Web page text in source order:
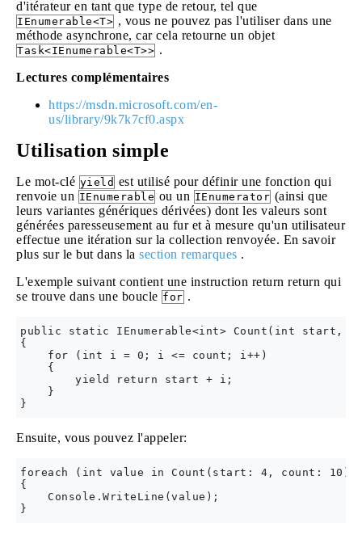
d'itérateur en tant que type de retour, tel que
IEnumerable<T> , vous ne pouvez pas l'utiliser dans une
méthode asynchrone, car cela retourne un objet
Task<IEnumerable<T>> .
Lectures complémentaires
https://msdn.microsoft.com/en-
us/library/9k7k7cf0.aspx
Utilisation simple
Le mot-clé yield est utilisé pour définir une fonction qui
renvoie un IEnumerable ou un IEnumerator (ainsi que
leurs variantes génériques dérivées) dont les valeurs sont
générées paresseusement au fur et à mesure qu'un utilisateur
effectue une itération sur la collection renvoyée. En savoir
plus sur le but dans la section remarques .
L'exemple suivant contient une instruction return return qui
se trouve dans une boucle for .
public static IEnumerable<int> Count(int start,
{
    for (int i = 0; i <= count; i++)
    {
        yield return start + i;
    }
Ensuite, vous pouvez l'appeler:
foreach (int value in Count(start: 4, count: 10))
{
    Console.WriteLine(value);